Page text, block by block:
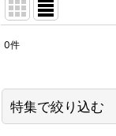
在庫あり
並び順:
0件
特集で絞り込む